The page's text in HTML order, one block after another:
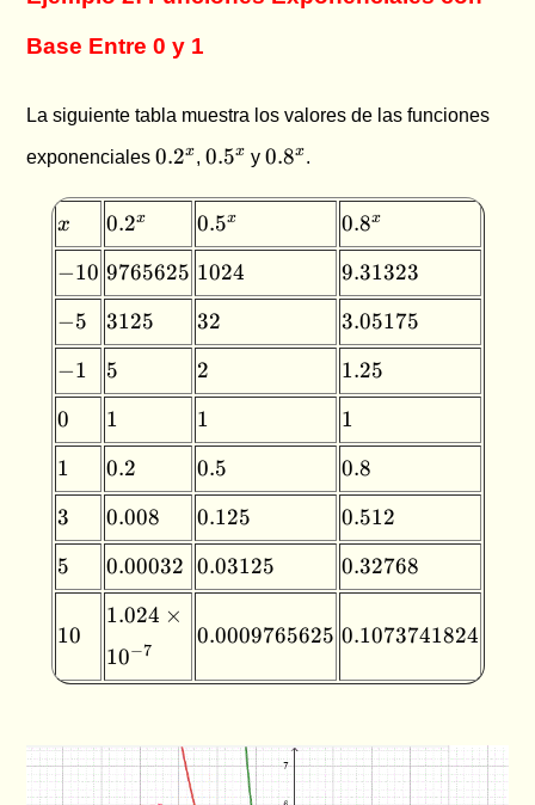
Base Entre 0 y 1
La siguiente tabla muestra los valores de las funciones
exponenciales0.2^x
0.2x,0.5^x
0.5x y0.8^x
0.8x.
x
x 0.2^x
0.2x 0.5^x
0.5x 0.8^x
0.8x
-10
−10 9765625
9765625 1024
1024 9.31323
9.31323
−5 3125
3125 32
32 3.05175
3.05175
−1 5
5 2
2 1.25
1.25
0
0 1
1 1
1 1
1
1
1 0.2
0.2 0.5
0.5 0.8
0.8
3
3 0.008
0.008 0.125
0.125 0.512
0.512
5
5 0.00032
0.00032 0.03125
0.03125 0.32768
0.32768
10
10
1.024
10^{-7}
1.024 ×
10−7
0.0009765625
0.0009765625 0.1073741824
0.1073741824